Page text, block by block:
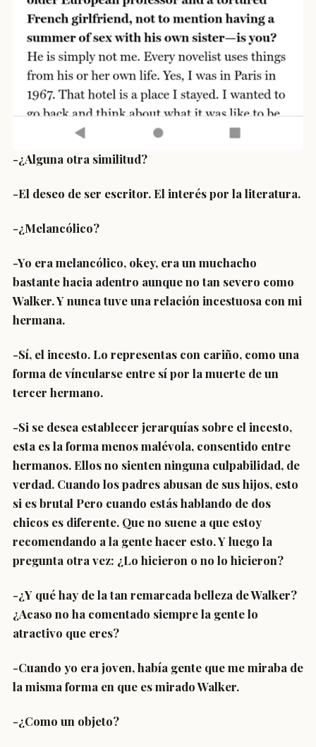
-¿Alguna otra similitud?
-El deseo de ser escritor. El interés por la literatura.
-¿Melancólico?
-Yo era melancólico, okey, era un muchacho
bastante hacia adentro aunque no tan severo como
Walker. Y nunca tuve una relación incestuosa con mi
hermana.
-Sí, el incesto. Lo representas con cariño, como una
forma de víncularse entre sí por la muerte de un
tercer hermano.
-Si se desea establecer jerarquías sobre el incesto,
esta es la forma menos malévola, consentido entre
hermanos. Ellos no sienten ninguna culpabilidad, de
verdad. Cuando los padres abusan de sus hijos, esto
si es brutal Pero cuando estás hablando de dos
chicos es diferente. Que no suene a que estoy
recomendando a la gente hacer esto. Y luego la
pregunta otra vez: ¿Lo hicieron o no lo hicieron?
-¿Y qué hay de la tan remarcada belleza de Walker?
¿Acaso no ha comentado siempre la gente lo
atractivo que eres?
-Cuando yo era joven, había gente que me miraba de
la misma forma en que es mirado Walker.
-¿Como un objeto?